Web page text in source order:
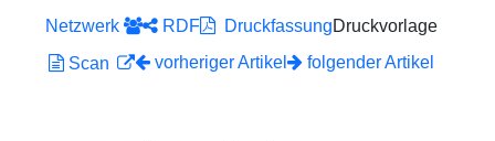
Netzwerk
RDF DruckfassungDruckvorlage
Scan
vorheriger Artikel folgender Artikel